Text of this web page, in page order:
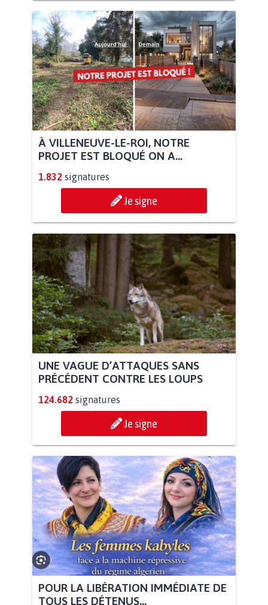
À VILLENEUVE-LE-ROI, NOTRE
PROJET EST BLOQUÉ ON A...
1.832 signatures
Je signe
UNE VAGUE D’ATTAQUES SANS
PRÉCÉDENT CONTRE LES LOUPS
124.682 signatures
Je signe
POUR LA LIBÉRATION IMMÉDIATE DE
TOUS LES DÉTENUS...